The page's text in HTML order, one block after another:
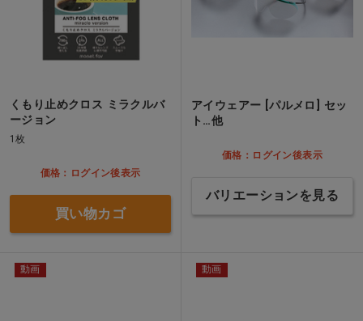
くもり止めクロス ミラクルバ
ージョン
1枚
価格：ログイン後表示
買い物カゴ
アイウェアー [パルメロ] セッ
ト…他
価格：ログイン後表示
バリエーションを見る
動画 動画